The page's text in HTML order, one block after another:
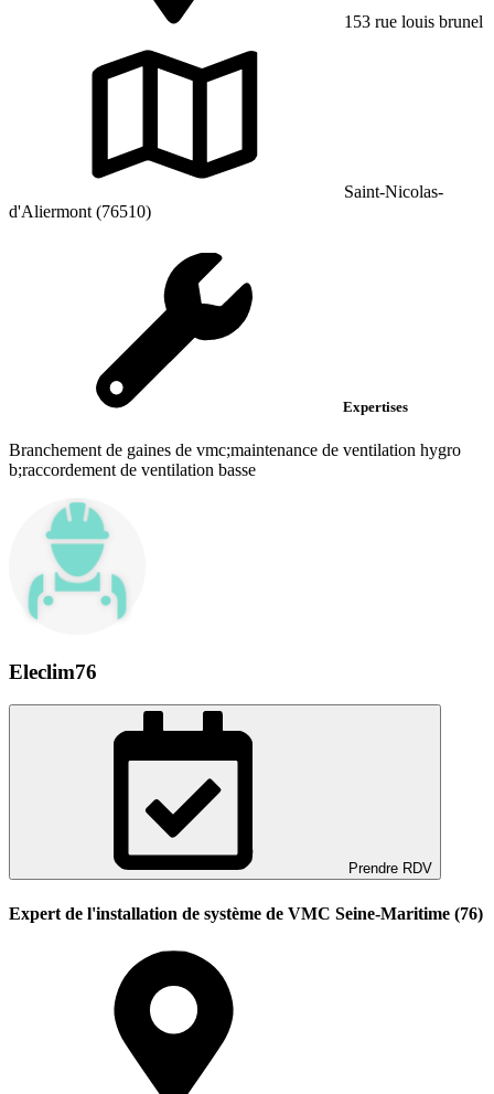
153 rue louis brunel
Saint-Nicolas-
d'Aliermont (76510)
Expertises
Branchement de gaines de vmc;maintenance de ventilation hygro
b;raccordement de ventilation basse
Eleclim76
Prendre RDV
Expert de l'installation de système de VMC Seine-Maritime (76)